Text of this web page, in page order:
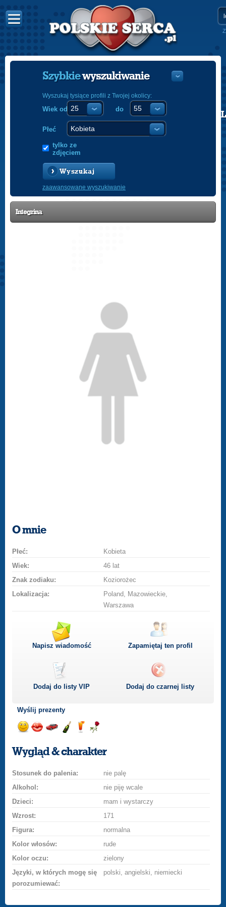
POLISH
Szybkiewyszukiwanie
Wyszukaj tysiące profili z Twojej okolicy:
Wiek od do
Płeć
tylko ze
zdjęciem
Wyszukaj
zaawansowane wyszukiwanie
Integrina
O mnie
Płeć:
Kobieta
Wiek:
46 lat
Znak zodiaku:
Koziorożec
Lokalizacja:
Poland, Mazowieckie,
Warszawa
Napisz wiadomość Zapamiętaj ten profil
Dodaj do listyVIP Dodaj do czarnej listy
Wyślij prezenty
uśmiech
buziakasamochodem
szampana
drinka
różę
Wygląd & charakter
Stosunek do palenia:
nie palę
Alkohol:
nie piję wcale
Dzieci:
mam i wystarczy
Wzrost:
171
Figura:
normalna
Kolor włosów:
rude
Kolor oczu:
zielony
Języki, w których mogę się
porozumiewać:
polski, angielski, niemiecki